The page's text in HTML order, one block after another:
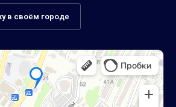
в своём городе